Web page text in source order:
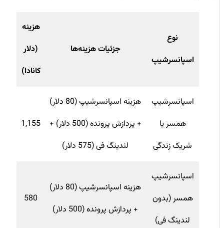
نوع
اسپانسرشیپ
جزئیات هزینهها
هزینه
(دلار
کانادا)
اسپانسرشیپ
همسر یا
شریک زندگی
هزینه اسپانسرشیپ (80 دلار)
+ پردازش پرونده (500 دلار) +
لندینگ فی (575 دلار)
1,155
اسپانسرشیپ
همسر (بدون
لندینگ فی)
هزینه اسپانسرشیپ (80 دلار)
+ پردازش پرونده (500 دلار)
580